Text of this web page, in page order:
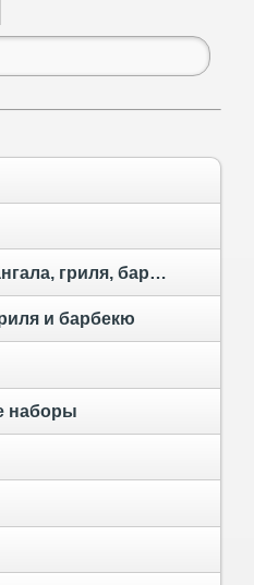
Зонты-вытяжки для мангала, гриля, барбекю и тандыра
и барбекю
наборы